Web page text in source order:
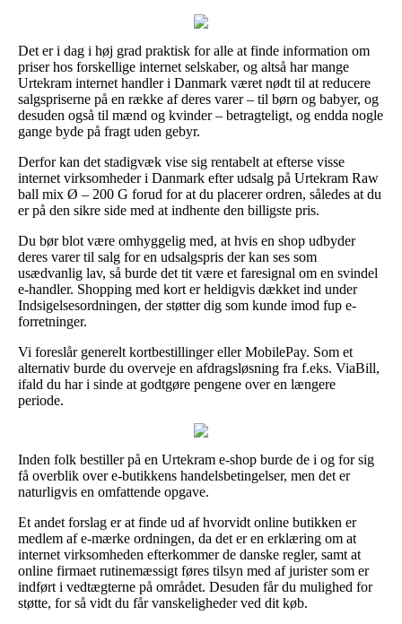
Det er i dag i høj grad praktisk for alle at finde information om
priser hos forskellige internet selskaber, og altså har mange
Urtekram internet handler i Danmark været nødt til at reducere
salgspriserne på en række af deres varer – til børn og babyer, og
desuden også til mænd og kvinder – betragteligt, og endda nogle
gange byde på fragt uden gebyr.
Derfor kan det stadigvæk vise sig rentabelt at efterse visse
internet virksomheder i Danmark efter udsalg på Urtekram Raw
ball mix Ø – 200 G forud for at du placerer ordren, således at du
er på den sikre side med at indhente den billigste pris.
Du bør blot være omhyggelig med, at hvis en shop udbyder
deres varer til salg for en udsalgspris der kan ses som
usædvanlig lav, så burde det tit være et faresignal om en svindel
e-handler. Shopping med kort er heldigvis dækket ind under
Indsigelsesordningen, der støtter dig som kunde imod fup e-
forretninger.
Vi foreslår generelt kortbestillinger eller MobilePay. Som et
alternativ burde du overveje en afdragsløsning fra f.eks. ViaBill,
ifald du har i sinde at godtgøre pengene over en længere
periode.
Inden folk bestiller på en Urtekram e-shop burde de i og for sig
få overblik over e-butikkens handelsbetingelser, men det er
naturligvis en omfattende opgave.
Et andet forslag er at finde ud af hvorvidt online butikken er
medlem af e-mærke ordningen, da det er en erklæring om at
internet virksomheden efterkommer de danske regler, samt at
online firmaet rutinemæssigt føres tilsyn med af jurister som er
indført i vedtægterne på området. Desuden får du mulighed for
støtte, for så vidt du får vanskeligheder ved dit køb.